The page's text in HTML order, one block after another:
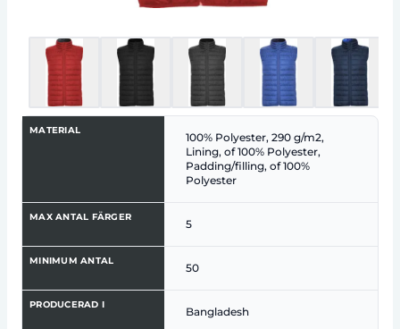
MATERIAL
100% Polyester, 290 g/m2,
Lining, of 100% Polyester,
Padding/filling, of 100%
Polyester
MAX ANTAL FÄRGER
5
MINIMUM ANTAL
50
PRODUCERAD I
Bangladesh